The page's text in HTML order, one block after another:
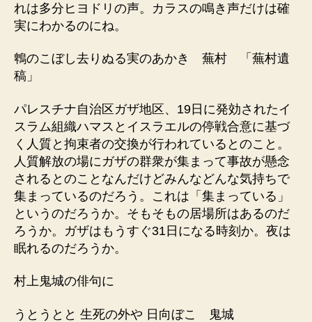
れは多分ヒヨドリの声。カラスの鳴き声だけは確
実にわかるのにね。
鵯のこぼし去りぬる実のあかき 蕪村 「蕪村遺
稿」
パレスチナ自治区ガザ地区、19日に発効されたイ
スラム組織ハマスとイスラエルの停戦合意に基づ
く人質と拘束者の交換が行われているとのこと。
人質解放の場にガザの群衆が集まって事故が懸念
されるとのことなんだけどみんなどんな気持ちで
集まっているのだろう。これは「集まっている」
というのだろうか。そもそもの居場所はあるのだ
ろうか。ガザはもうすぐ31日になる時刻か。夜は
眠れるのだろうか。
村上鬼城の俳句に
うとうとと 生死の外や 日向ぼこ 鬼城